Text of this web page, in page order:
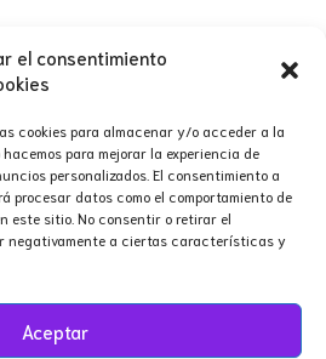
el consentimiento
cookies para almacenar y/o acceder a la
para mejorar la experiencia de
personalizados. El consentimiento a
procesar datos como el comportamiento de
este sitio. No consentir o retirar el
negativamente a ciertas características y
Aceptar
am
829
rental Montenegro private tours